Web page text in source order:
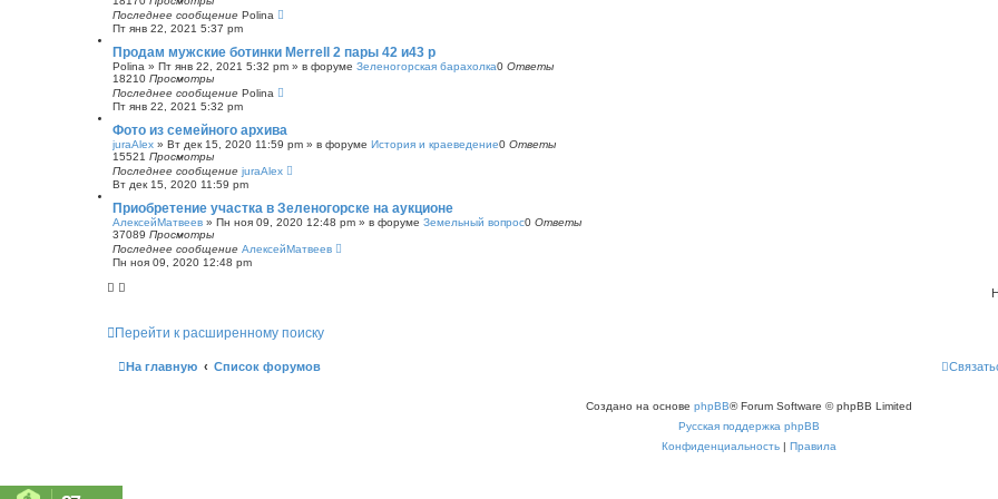
Последнее сообщение Polina
Пт янв 22, 2021 5:37 pm
Продам мужские ботинки Merrell 2 пары 42 и43 р
Polina » Пт янв 22, 2021 5:32 pm » в форуме Зеленогорская барахолка0 Ответы
18210 Просмотры
Последнее сообщение Polina
Пт янв 22, 2021 5:32 pm
Фото из семейного архива
juraAlex » Вт дек 15, 2020 11:59 pm » в форуме История и краеведение0 Ответы
15521 Просмотры
Последнее сообщение juraAlex
Вт дек 15, 2020 11:59 pm
Приобретение участка в Зеленогорске на аукционе
АлексейМатвеев » Пн ноя 09, 2020 12:48 pm » в форуме Земельный вопрос0 Ответы
37089 Просмотры
Последнее сообщение АлексейМатвеев
Пн ноя 09, 2020 12:48 pm
Перейти к расширенному поиску
На главную Список форумов
Создано на основе phpBB® Forum Software © phpBB Limited
Русская поддержка phpBB
Конфиденциальность| Правила